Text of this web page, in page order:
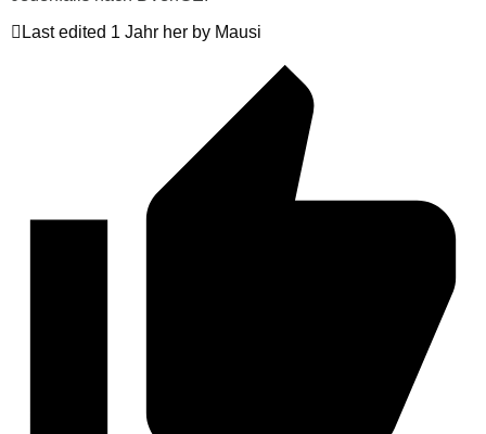
Last edited 1 Jahr her by Mausi